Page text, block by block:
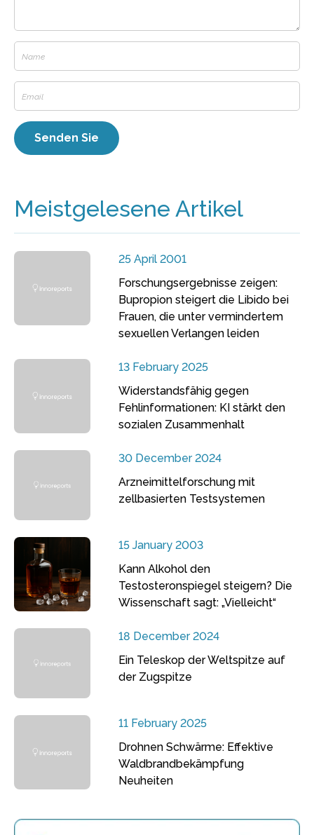
Meistgelesene Artikel
25 April 2001
Forschungsergebnisse zeigen:
Bupropion steigert die Libido bei
Frauen, die unter vermindertem
sexuellen Verlangen leiden
13 February 2025
Widerstandsfähig gegen
Fehlinformationen: KI stärkt den
sozialen Zusammenhalt
30 December 2024
Arzneimittelforschung mit
zellbasierten Testsystemen
15 January 2003
Kann Alkohol den
Testosteronspiegel steigern? Die
Wissenschaft sagt: „Vielleicht“
18 December 2024
Ein Teleskop der Weltspitze auf
der Zugspitze
11 February 2025
Drohnen Schwärme: Effektive
Waldbrandbekämpfung
Neuheiten